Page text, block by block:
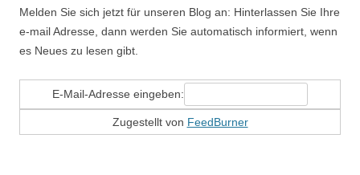
Melden Sie sich jetzt für unseren Blog an: Hinterlassen Sie Ihre
e-mail Adresse, dann werden Sie automatisch informiert, wenn
es Neues zu lesen gibt.
E-Mail-Adresse eingeben:
Zugestellt von FeedBurner